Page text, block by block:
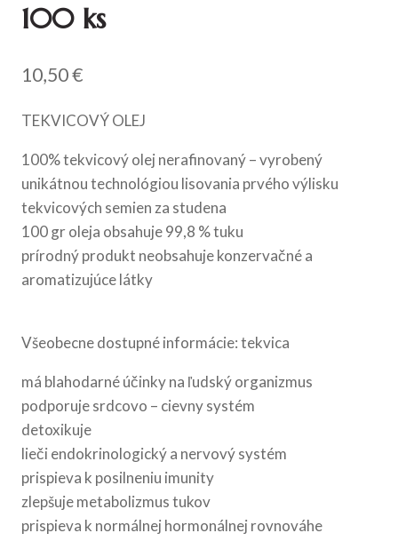
100 ks
10,50€
TEKVICOVÝ OLEJ
100% tekvicový olej nerafinovaný – vyrobený
unikátnou technológiou lisovania prvého výlisku
tekvicových semien za studena
100 gr oleja obsahuje 99,8 % tuku
prírodný produkt neobsahuje konzervačné a
aromatizujúce látky
Všeobecne dostupné informácie: tekvica
má blahodarné účinky na ľudský organizmus
podporuje srdcovo – cievny systém
detoxikuje
lieči endokrinologický a nervový systém
prispieva k posilneniu imunity
zlepšuje metabolizmus tukov
prispieva k normálnej hormonálnej rovnováhe